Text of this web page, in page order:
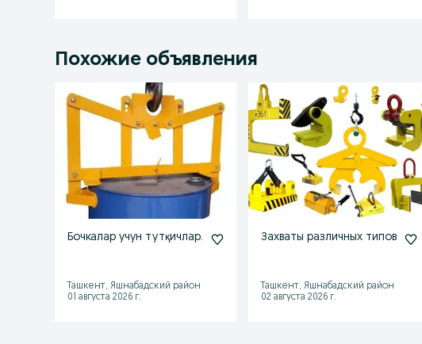
Похожие объявления
Бочкалар учун тутқичлар.
Ташкент, Яшнабадский район
01 августа 2026 г.
Захваты различных типов
Ташкент, Яшнабадский район
02 августа 2026 г.